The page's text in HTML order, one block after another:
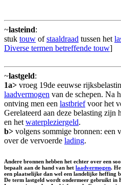
~lasteind:
stuk touw ofstaaldraad tussen het
Diverse termen betreffende touw]
~lastgeld:
1a> vroeg 19de eeuwse
laadvermogen van de schepen. Na
ontving men een lastbriefvoor het
Gerelateerd aan deze belasting zijn
en het waterpleziergeld.
b> volgens sommige bronnen: een
over de vervoerde lading.
Andere bronnen hebben het echter over een
bepaalt aan de hand van het laadvermogen.
een plaatselijke dan wel een landelijke heffing
De term lastgeld wordt ondermeer gebruikt in